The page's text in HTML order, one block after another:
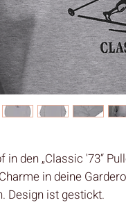
in den „Classic '73“
in deine
Design ist gestickt.